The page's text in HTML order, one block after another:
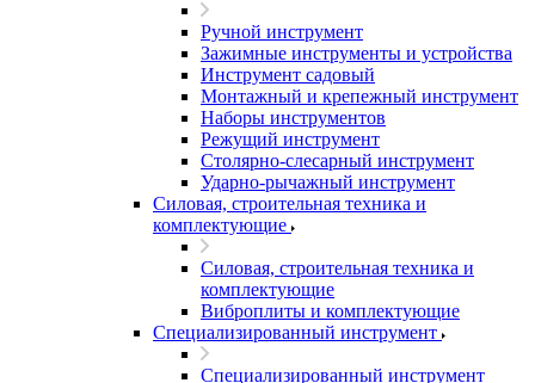
Ручной инструмент
Зажимные инструменты и устройства
Инструмент садовый
Монтажный и крепежный инструмент
Наборы инструментов
Режущий инструмент
Столярно-слесарный инструмент
Ударно-рычажный инструмент
Силовая, строительная техника и
комплектующие
Силовая, строительная техника и
комплектующие
Виброплиты и комплектующие
Специализированный инструмент
Специализированный инструмент